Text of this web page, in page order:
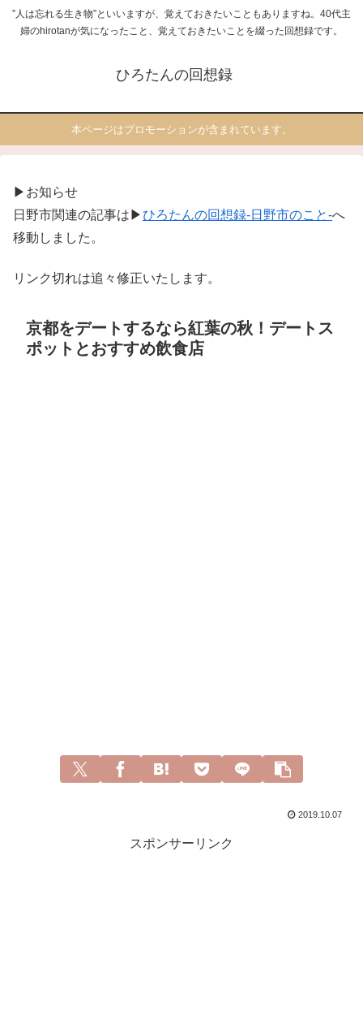
”人は忘れる生き物”といいますが、覚えておきたいこともありますね。40代主
婦のhirotanが気になったこと、覚えておきたいことを綴った回想録です。
ひろたんの回想録
本ページはプロモーションが含まれています。
▶お知らせ
日野市関連の記事は▶ひろたんの回想録-日野市のこと-へ
移動しました。
リンク切れは追々修正いたします。
京都をデートするなら紅葉の秋！デートス
ポットとおすすめ飲食店
2019.10.07
スポンサーリンク